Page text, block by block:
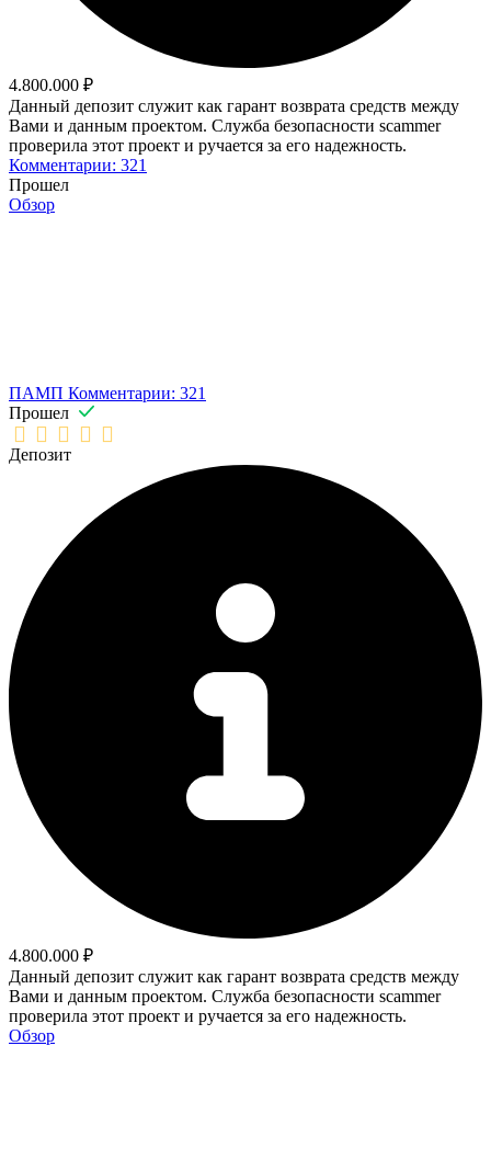
4.800.000 ₽
Данный депозит служит как гарант возврата средств между
Вами и данным проектом. Служба безопасности scammer
проверила этот проект и ручается за его надежность.
Комментарии: 321
Прошел
Обзор
ПАМП Комментарии: 321
Прошел
Депозит
4.800.000 ₽
Данный депозит служит как гарант возврата средств между
Вами и данным проектом. Служба безопасности scammer
проверила этот проект и ручается за его надежность.
Обзор